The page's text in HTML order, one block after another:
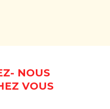
NOUS
VOUS